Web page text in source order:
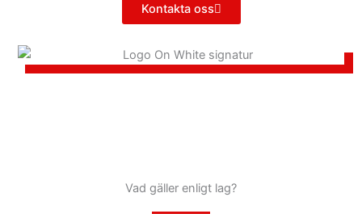
Kontakta oss
Vad gäller enligt lag?